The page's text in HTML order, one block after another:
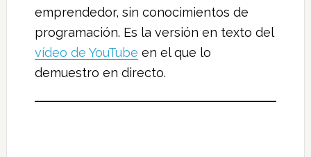
emprendedor, sin conocimientos de
programación. Es la versión en texto del
vídeo de YouTube en el que lo
demuestro en directo.